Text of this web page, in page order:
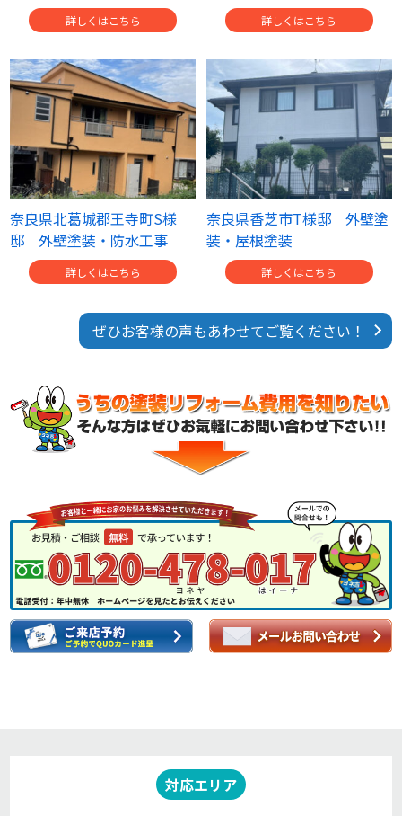
詳しくはこちら 詳しくはこちら
奈良県北葛城郡王寺町S様
邸 外壁塗装・防水工事
詳しくはこちら
奈良県香芝市T様邸 外壁塗
装・屋根塗装
詳しくはこちら
ぜひお客様の声もあわせてご覧ください！
対応エリア